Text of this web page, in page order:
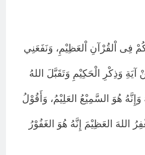
فِى اْلقُرْآنِ اْلعَظِيْمِ، وَنَفَعَنِي
آيَةِ وَذِكْرِ الْحَكِيْمِ وَتَقَبَّلَ اللهُ
وَإِنَّهُ هُوَ السَّمِيْعُ العَلِيْمُ، وَأَقُوْلُ
اللهَ العَظِيْمَ إِنَّهُ هُوَ الغَفُوْرُ